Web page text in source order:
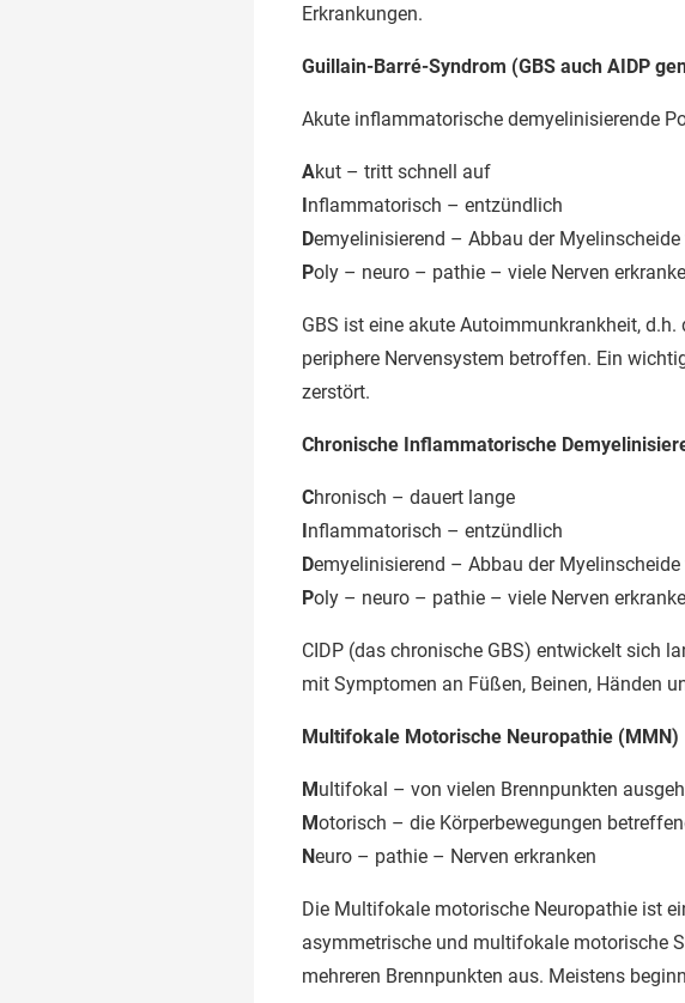
Erkrankungen.
Guillain-Barré-Syndrom (GBS auch AIDP
Akute inflammatorische demyelinisierende
Akut – tritt schnell auf
Inflammatorisch – entzündlich
Demyelinisierend – Abbau der Myelinscheide
Poly – neuro – pathie – viele Nerven
GBS ist eine akute Autoimmunkrankheit,
periphere Nervensystem betroffen. Ein
zerstört.
Chronische Inflammatorische
Chronisch – dauert lange
Inflammatorisch – entzündlich
Demyelinisierend – Abbau der Myelinscheide
Poly – neuro – pathie – viele Nerven
CIDP (das chronische GBS) entwickelt sich
mit Symptomen an Füßen, Beinen, Händen
Multifokale Motorische Neuropathie (MMN)
Multifokal – von vielen Brennpunkten
Motorisch – die Körperbewegungen
Neuro – pathie – Nerven erkranken
Die Multifokale motorische Neuropathie ist
asymmetrische und multifokale motorische
mehreren Brennpunkten aus. Meistens